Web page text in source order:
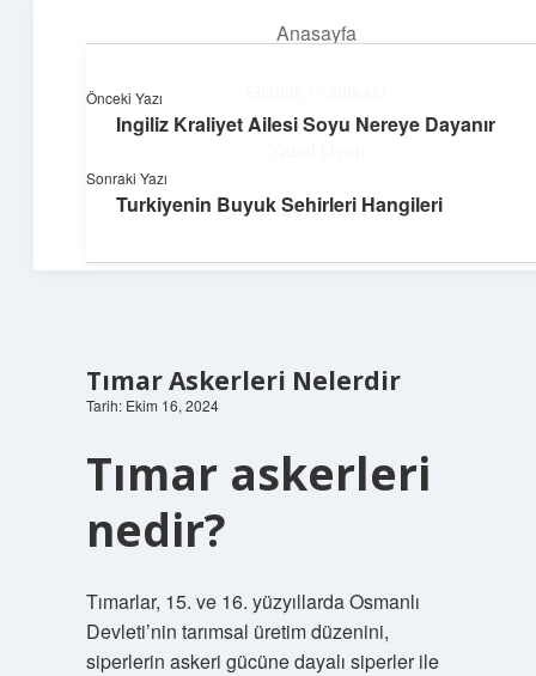
Anasayfa
Hakkımızda
Deniz Esintisi Hikayeler
Dalgalardan ilham alan neşeli bilgiler!
Tımar Askerleri Nelerdir
Tarih: Ekim 16, 2024
Tımar askerleri
nedir?
Tımarlar, 15. ve 16. yüzyıllarda Osmanlı
Devleti’nin tarımsal üretim düzenini,
siperlerin askeri gücüne dayalı siperler ile
Önceki Yazı
Ingiliz Kraliyet Ailesi Soyu Nereye Dayanır
Sonraki Yazı
Turkiyenin Buyuk Sehirleri Hangileri